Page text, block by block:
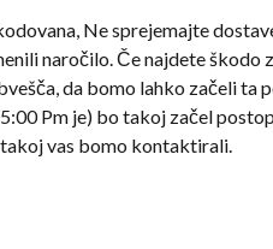
Ne sprejemajte
naročilo. Če najdete škodo
da bomo lahko začeli ta
Pm je) bo takoj začel
vas bomo kontaktirali.